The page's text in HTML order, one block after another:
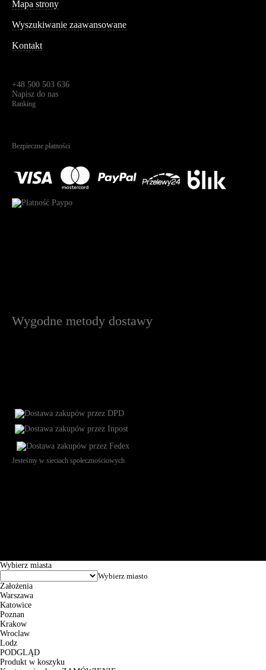
Mapa strony
Wyszukiwanie zaawansowane
Kontakt
+48 500 503 636
Napisz do nas
Ranking
Bezpieczne płatności
Wygodne metody dostawy
Jesteśmy w sieciach społecznościowych
Wybierz miasta
Założenia
Warszawa
Katowice
Poznan
Krakow
Wroclaw
Lodz
PODGLĄD
Produkt w koszyku